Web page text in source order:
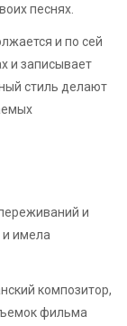
песнях.
и по сей
и записывает
стиль делают
и
имела
композитор,
фильма